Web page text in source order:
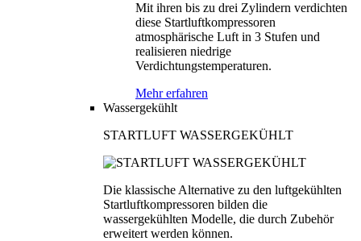
Mit ihren bis zu drei Zylindern verdichten
diese Startluftkompressoren
atmosphärische Luft in 3 Stufen und
realisieren niedrige
Verdichtungstemperaturen.
Mehr erfahren
Wassergekühlt
STARTLUFT WASSERGEKÜHLT
Die klassische Alternative zu den luftgekühlten
Startluftkompressoren bilden die
wassergekühlten Modelle, die durch Zubehör
erweitert werden können.